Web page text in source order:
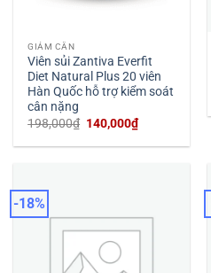
GIẢM CÂN
Viên sủi Zantiva Everfit
Diet Natural Plus 20 viên
Hàn Quốc hỗ trợ kiểm soát
cân nặng
198,000₫ Giá
là:
140,000₫Giá
hiện
tại
-18%